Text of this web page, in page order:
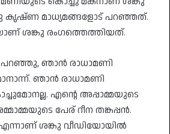
കൃഷ്ണ മാധ്യമങ്ങളോട് പറഞ്ഞത്.
ശങ്കു രംഗത്തെത്തിയത്.
പറഞ്ഞു, ഞാന്‍ രാധാമണി
ഞാന്‍ രാധാമണി
എന്റെ അപ്പാമ്മയുടെ
പേര് റീന തങ്കപ്പൻ.
എന്നാണ് ശങ്കു വീഡിയോയില്‍